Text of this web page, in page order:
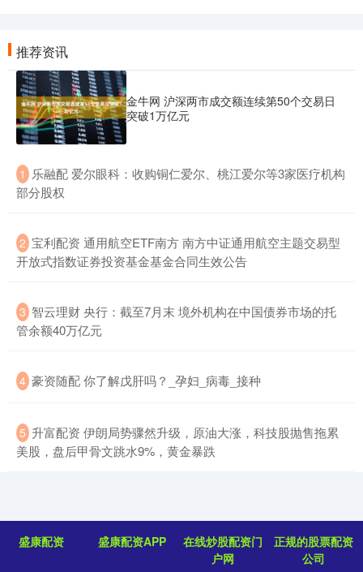
推荐资讯
金牛网 沪深两市成交额连续第50个交易日
突破1万亿元
1 ​乐融配 爱尔眼科：收购铜仁爱尔、桃江爱尔等3家医疗机构
部分股权
2 ​宝利配资 通用航空ETF南方 南方中证通用航空主题交易型
开放式指数证券投资基金基金合同生效公告
3 ​智云理财 央行：截至7月末 境外机构在中国债券市场的托
管余额40万亿元
4 ​豪资随配 你了解戊肝吗？_孕妇_病毒_接种
5 ​升富配资 伊朗局势骤然升级，原油大涨，科技股抛售拖累
美股，盘后甲骨文跳水9%，黄金暴跌
盛康配资 盛康配资APP
在线炒股配资门
户网
正规的股票配资
公司